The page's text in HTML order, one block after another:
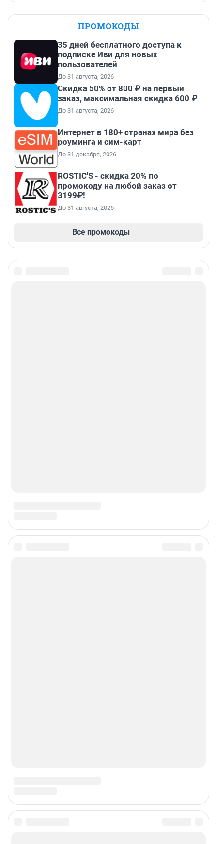
ПРОМОКОДЫ
35 дней бесплатного доступа к
подписке Иви для новых
пользователей
До 31 августа, 2026
Скидка 50% от 800 ₽ на первый
заказ, максимальная скидка 600 ₽
До 31 августа, 2026
Интернет в 180+ странах мира без
роуминга и сим-карт
До 31 декабря, 2026
ROSTIC'S - скидка 20% по
промокоду на любой заказ от
3199₽!
До 31 августа, 2026
Все промокоды